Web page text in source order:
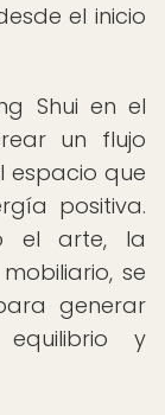
el inicio
Shui en el
un flujo
espacio que
positiva.
el arte, la
se
generar
y